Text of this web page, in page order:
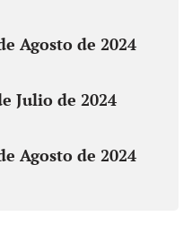
Agosto de 2024
Julio de 2024
Agosto de 2024